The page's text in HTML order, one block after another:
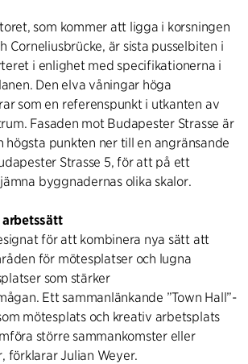
som kommer att ligga i korsningen
Corneliusbrücke, är sista pusselbiten i
i enlighet med specifikationerna i
Den elva våningar höga
som en referenspunkt i utkanten av
Fasaden mot Budapester Strasse är
högsta punkten ner till en angränsande
Strasse 5, för att på ett
byggnadernas olika skalor.
arbetssätt
för att kombinera nya sätt att
för mötesplatser och lugna
som stärker
Ett sammanlänkande ”Town Hall”-
mötesplats och kreativ arbetsplats
större sammankomster eller
förklarar Julian Weyer.